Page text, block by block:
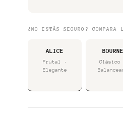
¿NO ESTÁS SEGURO? COMPARA
ALICE
Frutal ·
Elegante
BOURNE
Clásico